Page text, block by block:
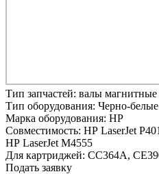
Тип запчастей: валы магнитные
Тип оборудования: Черно-
Марка оборудования: HP
Совместимость: HP LaserJet
HP LaserJet M4555
Для картриджей: CC364A,
Подать заявку